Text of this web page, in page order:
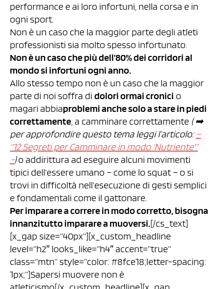
performance e ai loro infortuni, nella corsa e in
ogni sport.
Non è un caso che la maggior parte degli atleti
professionisti sia molto spesso infortunato.
Non è un caso che più dell’80% dei corridori al
mondo si infortuni ogni anno.
Allo stesso tempo non è un caso che la maggior
parte di noi soffra di dolori ormai cronici o
magari abbiaproblemi anche solo a stare in piedi
correttamente , a camminare correttamente ( ➡︎
per approfondire questo tema leggi l’articolo: –
“12 Segreti per Camminare in modo ‘Nutriente'”
–)o addirittura ad eseguire alcuni movimenti
tipici dell’essere umano – come lo squat – o si
trovi in difficoltà nell’esecuzione di gesti semplici
e fondamentali come il gattonare.
Per imparare a correre in modo corretto, bisogna
innanzitutto imparare a muoversi.[/cs_text]
[x_gap size=”40px”][x_custom_headline
level=”h2″ looks_like=”h4″ accent=”true”
class=”mtn” style=”color: #8fce18;letter-spacing:
1px;”]Sapersi muovere non è